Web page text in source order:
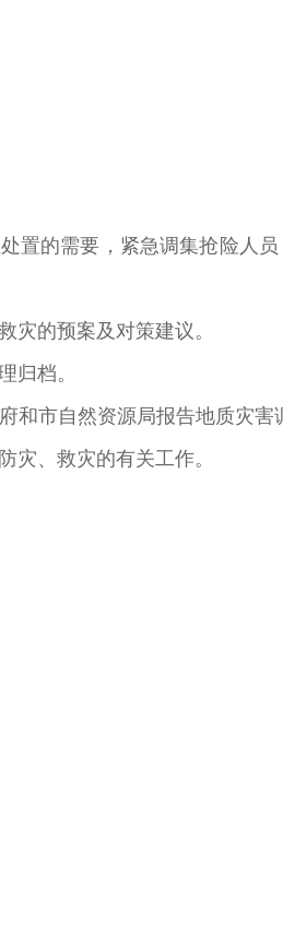
置的需要，紧急调集抢险人
灾的预案及对策建议。
归档。
和市自然资源局报告地质灾
灾、救灾的有关工作。